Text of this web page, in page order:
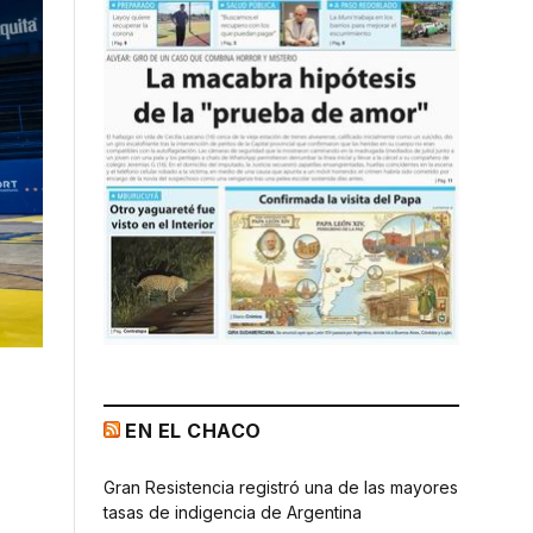
EN EL CHACO
Gran Resistencia registró una de las mayores
tasas de indigencia de Argentina